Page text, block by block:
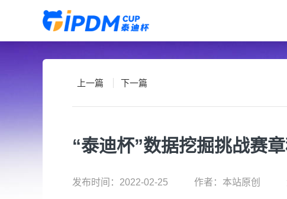
上一篇 下一篇
“泰迪杯”数据挖掘挑战赛
发布时间：2022-02-25 作者：本站原创